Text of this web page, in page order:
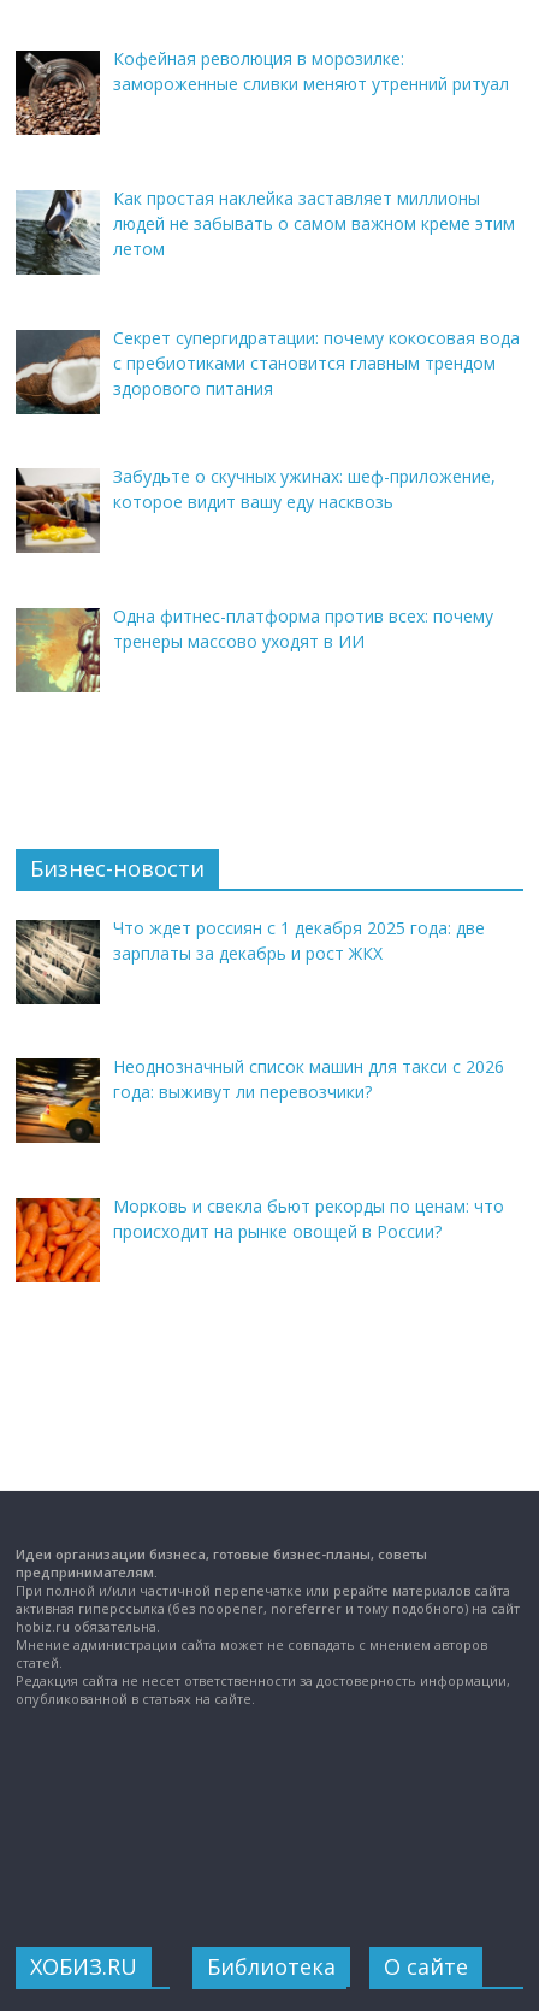
Кофейная революция в морозилке:
замороженные сливки меняют утренний ритуал
Как простая наклейка заставляет миллионы
людей не забывать о самом важном креме этим
летом
Секрет супергидратации: почему кокосовая вода
с пребиотиками становится главным трендом
здорового питания
Забудьте о скучных ужинах: шеф-приложение,
которое видит вашу еду насквозь
Одна фитнес-платформа против всех: почему
тренеры массово уходят в ИИ
Бизнес-новости
Что ждет россиян с 1 декабря 2025 года: две
зарплаты за декабрь и рост ЖКХ
Неоднозначный список машин для такси с 2026
года: выживут ли перевозчики?
Морковь и свекла бьют рекорды по ценам: что
происходит на рынке овощей в России?
Идеи организации бизнеса, готовые бизнес-планы, советы
предпринимателям.
При полной и/или частичной перепечатке или рерайте материалов сайта
активная гиперссылка (без noopener, noreferrer и тому подобного) на сайт
hobiz.ru обязательна.
Мнение администрации сайта может не совпадать с мнением авторов
статей.
Редакция сайта не несет ответственности за достоверность информации,
опубликованной в статьях на сайте.
ХОБИЗ.RU Библиотека О сайте